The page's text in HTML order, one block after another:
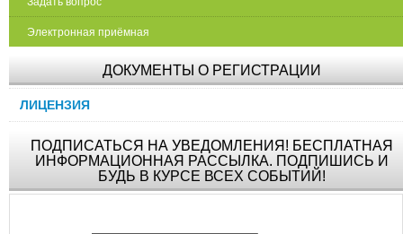
Электронная приёмная
ДОКУМЕНТЫ О РЕГИСТРАЦИИ
ЛИЦЕНЗИЯ
ПОДПИСАТЬСЯ НА УВЕДОМЛЕНИЯ! БЕСПЛАТНАЯ
ИНФОРМАЦИОННАЯ РАССЫЛКА. ПОДПИШИСЬ И
БУДЬ В КУРСЕ ВСЕХ СОБЫТИЙ!